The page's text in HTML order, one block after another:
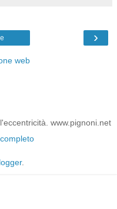
›
web
www.pignoni.net
.